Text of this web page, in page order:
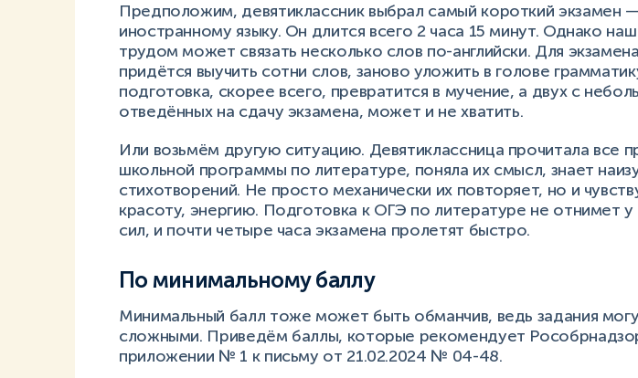
Предположим, девятиклассник выбрал самый короткий экзамен
иностранному языку. Он длится всего 2 часа 15 минут. Однако
трудом может связать несколько слов по-английски. Для
придётся выучить сотни слов, заново уложить в голове
подготовка, скорее всего, превратится в мучение, а двух с
отведённых на сдачу экзамена, может и не хватить.
Или возьмём другую ситуацию. Девятиклассница прочитала все
школьной программы по литературе, поняла их смысл, знает
стихотворений. Не просто механически их повторяет, но и
красоту, энергию. Подготовка к ОГЭ по литературе не отнимет
сил, и почти четыре часа экзамена пролетят быстро.
По минимальному баллу
Минимальный балл тоже может быть обманчив, ведь задания
сложными. Приведём баллы, которые рекомендует
приложении № 1 к письму от 21.02.2024 № 04-48.